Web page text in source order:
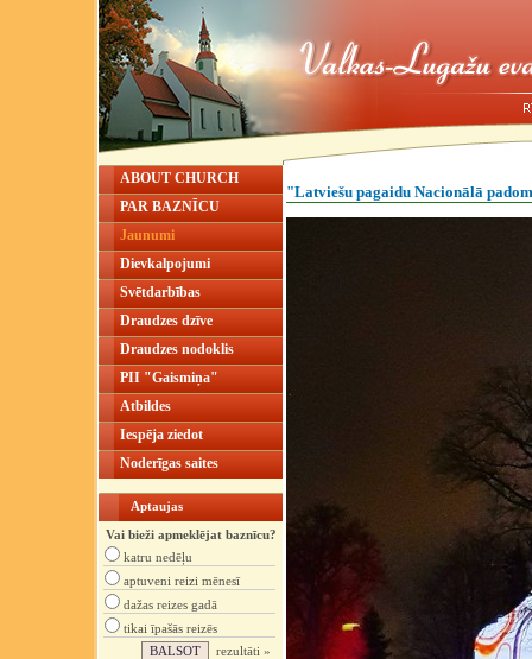
ABOUT CHURCH
PAR BAZNĪCU
Jaunumi
Dievkalpojumi
Svētdarbības
Draudzes dzīve
Draudzes nodoklis
PII "Gaismiņa"
Atbildes
Iespēja ziedot
Noderīgas saites
Aptaujas
Vai bieži apmeklējat baznīcu?
katru nedēļu
aptuveni reizi mēnesī
dažas reizes gadā
tikai īpašās reizēs
rezultāti »
"Latviešu pagaidu Nacionālā